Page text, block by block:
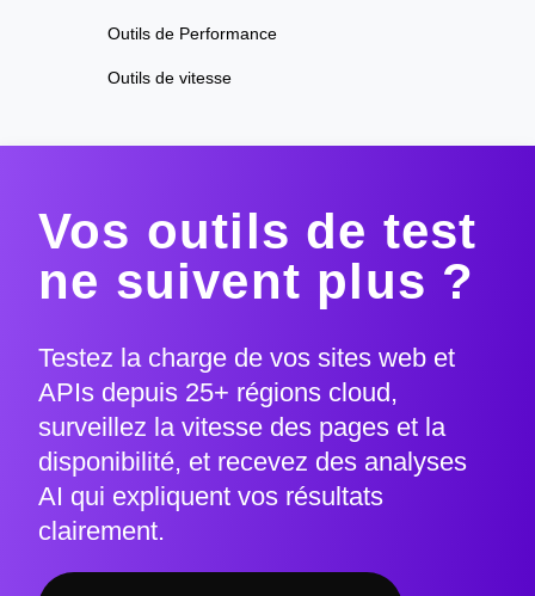
Outils de Performance
Outils de vitesse
Vos outils de test
ne suivent plus ?
Testez la charge de vos sites web et
APIs depuis 25+ régions cloud,
surveillez la vitesse des pages et la
disponibilité, et recevez des analyses
AI qui expliquent vos résultats
clairement.